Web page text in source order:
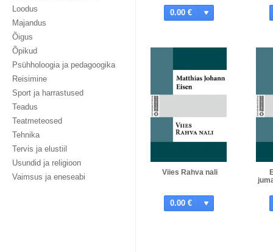
Loodus
Majandus
Õigus
Õpikud
Psühholoogia ja pedagoogika
Reisimine
Sport ja harrastused
Teadus
Teatmeteosed
Tehnika
Tervis ja elustiil
Usundid ja religioon
Vaimsus ja eneseabi
0.00 €
Viies Rahva nali
0.00 €